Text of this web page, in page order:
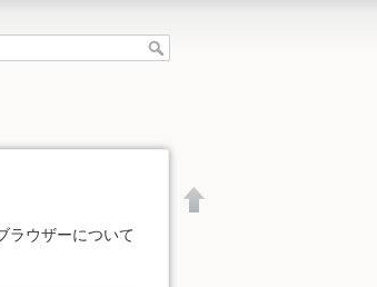
ラウザーについて